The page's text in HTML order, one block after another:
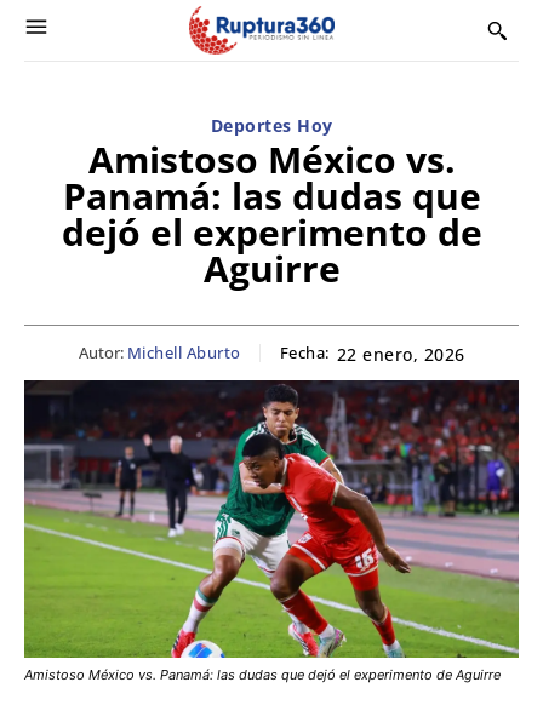
Deportes Hoy
Amistoso México vs.
Panamá: las dudas que
dejó el experimento de
Aguirre
Autor: Michell Aburto Fecha: 22 enero, 2026
Amistoso México vs. Panamá: las dudas que dejó el experimento de Aguirre